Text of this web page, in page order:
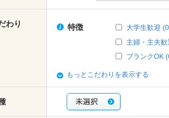
わり 特徴 大学生歓迎
主婦・主夫
ブランクOK
もっとこだわりを表示する